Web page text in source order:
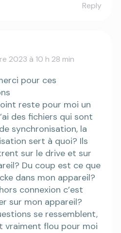
Reply
2023 à 10 h 28 min
pour ces
reste pour moi un
des fichiers qui sont
synchronisation, la
sert à quoi? Ils
sur le drive et sur
Du coup est ce que
dans mon appareil?
connexion c’est
sur mon appareil?
se ressemblent,
vraiment flou pour moi